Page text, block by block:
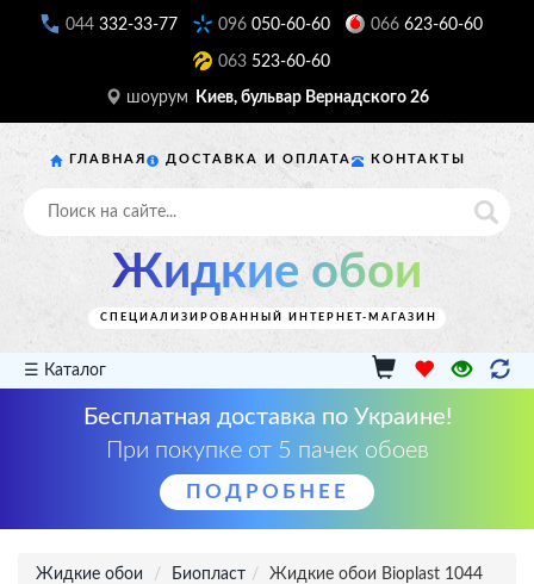
044 332-33-77 096 050-60-60 066 623-60-60
063 523-60-60
шоурум Киев, бульвар Вернадского 26
ГЛАВНАЯ ДОСТАВКА И ОПЛАТА КОНТАКТЫ
Жидкие обои
СПЕЦИАЛИЗИРОВАННЫЙ ИНТЕРНЕТ-МАГАЗИН
☰ Каталог
Бесплатная доставка по Украине!
При покупке от 5 пачек обоев
ПОДРОБНЕЕ
Жидкие обои Биопласт Жидкие обои Bioplast 1044